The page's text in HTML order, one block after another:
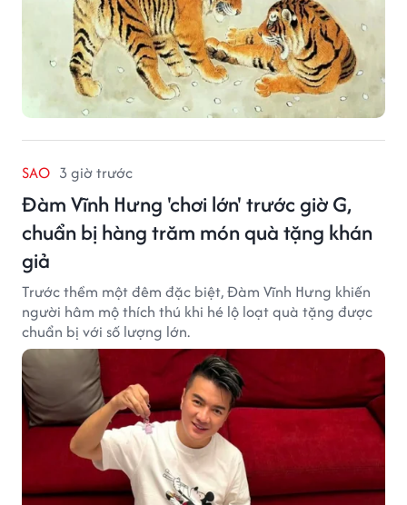
SAO 3 giờ trước
Đàm Vĩnh Hưng 'chơi lớn' trước giờ G,
chuẩn bị hàng trăm món quà tặng khán
giả
Trước thềm một đêm đặc biệt, Đàm Vĩnh Hưng khiến
người hâm mộ thích thú khi hé lộ loạt quà tặng được
chuẩn bị với số lượng lớn.